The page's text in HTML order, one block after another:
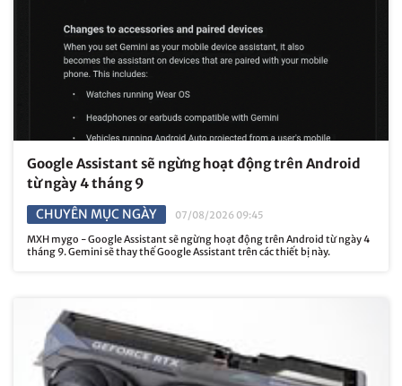
Google Assistant sẽ ngừng hoạt động trên Android
từ ngày 4 tháng 9
CHUYÊN MỤC NGÀY
07/08/2026 09:45
MXH mygo - Google Assistant sẽ ngừng hoạt động trên Android từ ngày 4
tháng 9. Gemini sẽ thay thế Google Assistant trên các thiết bị này.